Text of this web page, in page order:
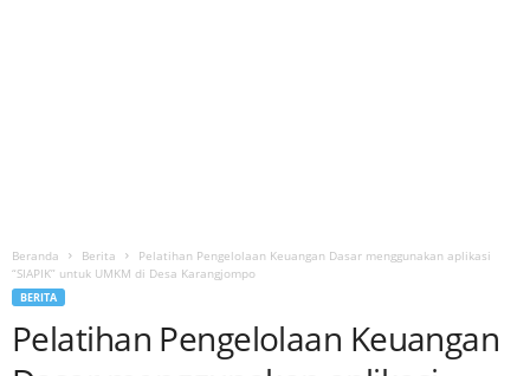
Beranda Berita
Pelatihan Pengelolaan Keuangan Dasar menggunakan aplikasi
“SIAPIK” untuk UMKM di Desa Karangjompo
BERITA
Pelatihan Pengelolaan Keuangan